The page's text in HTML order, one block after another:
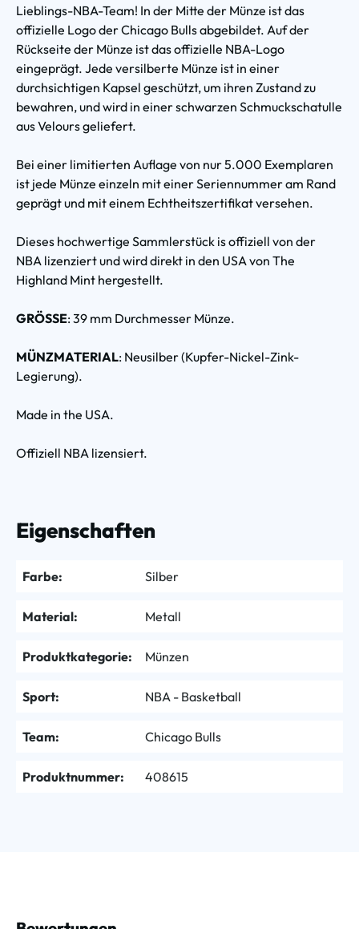
Lieblings-NBA-Team! In der Mitte der Münze ist das
offizielle Logo der Chicago Bulls abgebildet. Auf der
Rückseite der Münze ist das offizielle NBA-Logo
eingeprägt. Jede versilberte Münze ist in einer
durchsichtigen Kapsel geschützt, um ihren Zustand zu
bewahren, und wird in einer schwarzen Schmuckschatulle
aus Velours geliefert.
Bei einer limitierten Auflage von nur 5.000 Exemplaren
ist jede Münze einzeln mit einer Seriennummer am Rand
geprägt und mit einem Echtheitszertifikat versehen.
Dieses hochwertige Sammlerstück is offiziell von der
NBA lizenziert und wird direkt in den USA von The
Highland Mint hergestellt.
GRÖSSE: 39 mm Durchmesser Münze.
MÜNZMATERIAL: Neusilber (Kupfer-Nickel-Zink-
Legierung).
Made in the USA.
Offiziell NBA lizensiert.
Eigenschaften
Farbe: Silber
Material: Metall
Produktkategorie: Münzen
Sport: NBA - Basketball
Team: Chicago Bulls
Produktnummer: 408615